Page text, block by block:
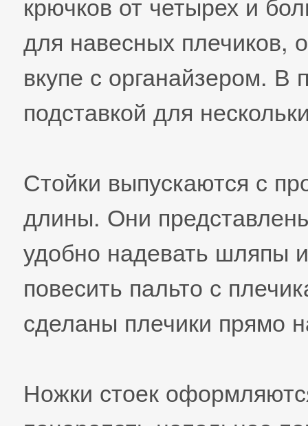
для навесных плечиков,
вкупе с органайзером. В
подставкой для
Стойки выпускаются с
длины. Они
удобно надевать шляпы
повесить пальто с
сделаны плечики прямо
Ножки стоек